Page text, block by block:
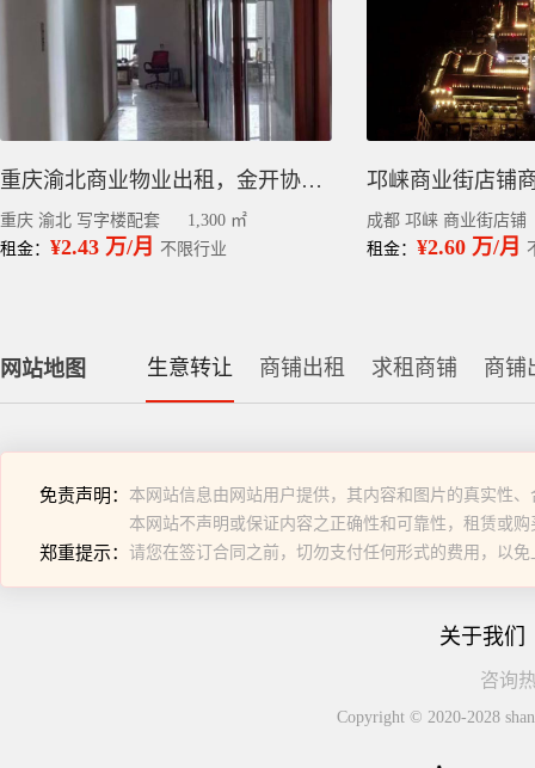
重庆渝北商业物业出租，金开协信1幢18、19楼整体招租
重庆 渝北 写字楼配套
1,300 ㎡
租金： ¥2.43 万/月 不限行业
成都 邛崃 商业街店铺
租金： ¥2.60 万/月
网站地图 生意转让 商铺出租 求租商铺 商铺
免责声明： 本网站信息由网站用户提供，其内容和图片的真实性
本网站不声明或保证内容之正确性和可靠性，租赁或
郑重提示： 请您在签订合同之前，切勿支付任何形式的费用，以免
关于我们
咨询
Copyright © 2020-2028